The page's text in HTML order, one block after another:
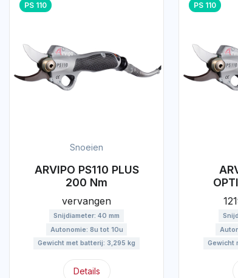
PS 110
Snoeien
ARVIPO PS110 PLUS
200 Nm
vervangen
Snijdiameter: 40 mm
Autonomie: 8u tot 10u
Gewicht met batterij: 3,295 kg
Details
PS 110
Gewicht